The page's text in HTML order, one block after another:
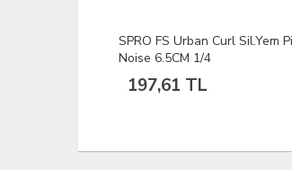
VAV Tlac-01 Polo Yaka Tişört
Siyah XXL
1.678,60 TL